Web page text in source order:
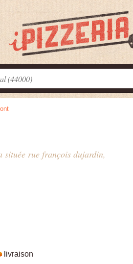
située rue françois dujardin,
livraison